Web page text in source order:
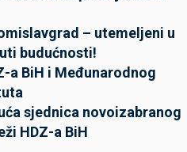
– utemeljeni u
budućnosti!
a BiH i Međunarodnog
sjednica novoizabranog
HDZ-a BiH